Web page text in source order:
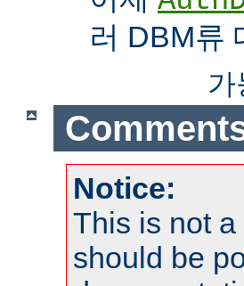
러 DBM류
가
Notice:
This is not
should be